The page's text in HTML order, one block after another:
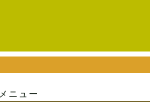
メニュー